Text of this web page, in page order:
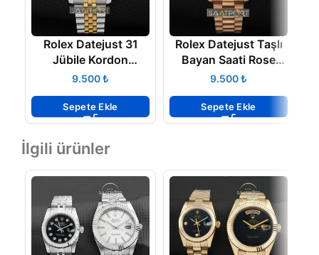
Rolex Datejust 31
Jübile Kordon
Rakamlı
₺
Sepete Ekle
Rolex Datejust Taşlı
Bayan Saati Rose
Gold₺
Sepete Ekle
İlgili ürünler